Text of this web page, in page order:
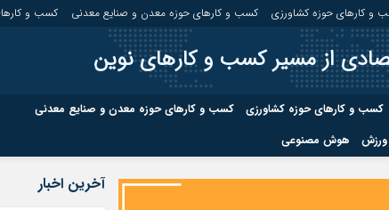
و کارهای حوزه کشاورزی کسب و کارهای حوزه معدن و صنایع معدنی
کسب و
از مسیر کسب و کارهای نوین
کسب و کارهای حوزه کشاورزی
کسب و کارهای حوزه معدن و صنایع معدنی
هوش مصنوعی
صفحه نخست آخرین اخبار